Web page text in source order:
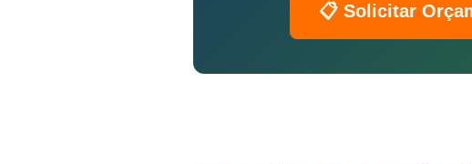
📋 Solicitar